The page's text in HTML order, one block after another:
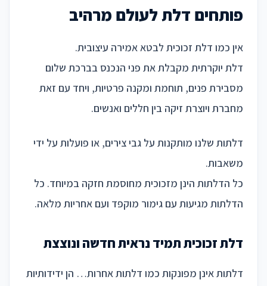
פותחים דלת לעולם מרהיב
אין כמו דלת זכוכית לבטא אמירה עיצובית.
דלת יוקרתית מקבלת את פני הנכנס בברכת שלום
מסבירת פנים, תוחמת ומקנה פרטיות, ויחד עם זאת
מחברת ויוצרת זיקה בין חללים ואנשים.
דלתות שלנו מותקנות על גבי צירים, או פועלות על ידי
משאבות.
כל הדלתות הינן מזכוכית מחוסמת חזקה במיוחד. כל
הדלתות מגיעות עם גימור מוקפד ועם אחריות מלאה.
דלת זכוכית תמיד נראית חדשה ונוצצת
דלתות אינן מפונקות כמו דלתות אחרות… הן ידידותיות